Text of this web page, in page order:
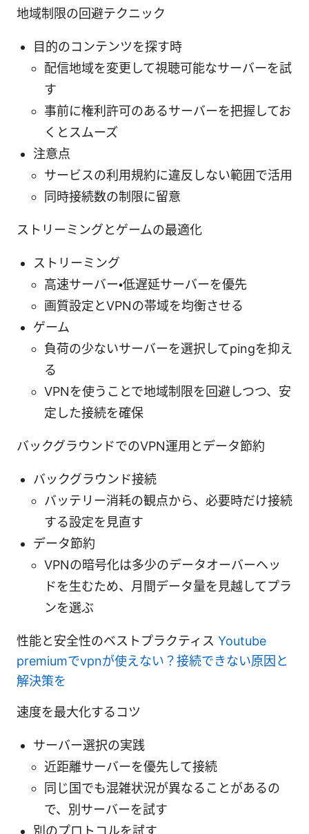
地域制限の回避テクニック
目的のコンテンツを探す時
配信地域を変更して視聴可能なサーバーを試
す
事前に権利許可のあるサーバーを把握してお
くとスムーズ
注意点
サービスの利用規約に違反しない範囲で活用
同時接続数の制限に留意
ストリーミングとゲームの最適化
ストリーミング
高速サーバー・低遅延サーバーを優先
画質設定とVPNの帯域を均衡させる
ゲーム
負荷の少ないサーバーを選択してpingを抑え
る
VPNを使うことで地域制限を回避しつつ、安
定した接続を確保
バックグラウンドでのVPN運用とデータ節約
バックグラウンド接続
バッテリー消耗の観点から、必要時だけ接続
する設定を見直す
データ節約
VPNの暗号化は多少のデータオーバーヘッ
ドを生むため、月間データ量を見越してプラ
ンを選ぶ
性能と安全性のベストプラクティス Youtube
premiumでvpnが使えない？接続できない原因と
解決策を
速度を最大化するコツ
サーバー選択の実践
近距離サーバーを優先して接続
同じ国でも混雑状況が異なることがあるの
で、別サーバーを試す
別のプロトコルを試す